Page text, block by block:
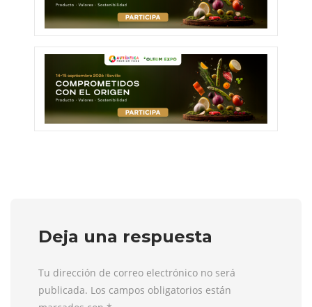
Deja una respuesta
Tu dirección de correo electrónico no será
publicada. Los campos obligatorios están